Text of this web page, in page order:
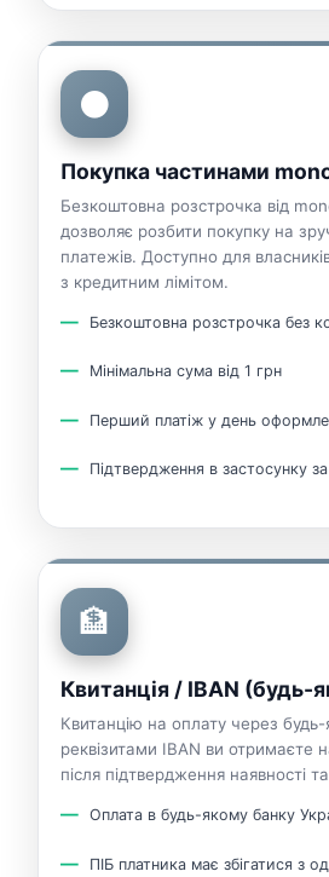
⚫
Покупка частинами
Безкоштовна розстрочка від
дозволяє розбити покупку на
платежів. Доступно для
з кредитним лімітом.
Безкоштовна розстрочка без
Мінімальна сума від 1 грн
Перший платіж у день
Підтвердження в застосунку
🏦
Квитанція / IBAN (будь-
Квитанцію на оплату через
реквізитами IBAN ви отримаєте
після підтвердження наявності
Оплата в будь-якому банку
ПІБ платника має збігатися з